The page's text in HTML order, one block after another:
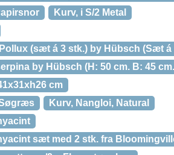
Kurv, i S/2 Metal
(sæt á 3 stk.) by Hübsch (Sæt á
by Hübsch (H: 50 cm. B: 45
cm
Kurv, Nangloi, Natural
sæt med 2 stk. fra